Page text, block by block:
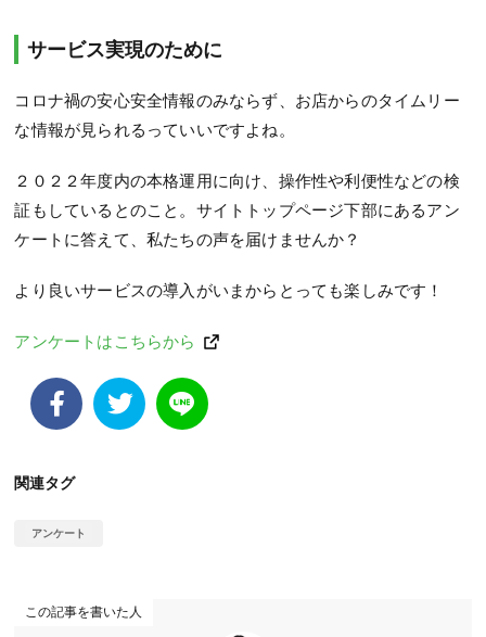
サービス実現のために
コロナ禍の安心安全情報のみならず、お店からのタイムリー
な情報が見られるっていいですよね。
２０２２年度内の本格運用に向け、操作性や利便性などの検
証もしているとのこと。 サイトトップページ下部にあるアン
ケートに答えて、私たちの声を届けませんか？
より良いサービスの導入がいまからとっても楽しみです！
アンケートはこちらから
関連タグ
アンケート
この記事を書いた人